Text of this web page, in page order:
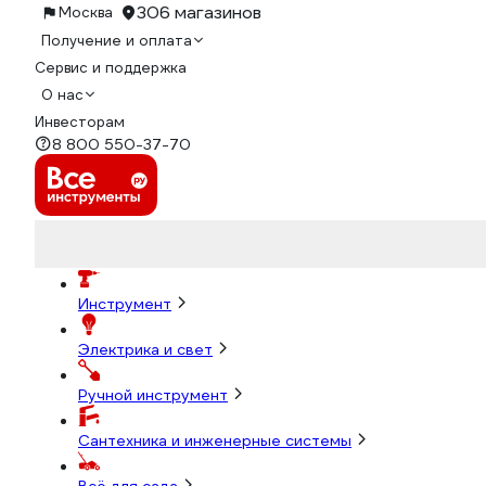
Москва 306 магазинов
Получение и оплата
Сервис и поддержка
О нас
Инвесторам
8 800 550-37-70
Инструмент
Электрика и свет
Ручной инструмент
Сантехника и инженерные системы